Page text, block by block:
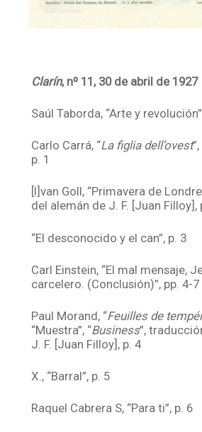
Clarín, nº 11, 30 de abril de 1927
Saúl Taborda, “Arte y
Carlo Carrá, “La figlia dell’ovest
p. 1
[I]van Goll, “Primavera de
del alemán de J. F. [Juan Filloy],
“El desconocido y el can”, p. 3
Carl Einstein, “El mal mensaje,
carcelero. (Conclusión)”, pp. 4-7
Paul Morand, “Feuilles de
“Muestra”, “Business”,
J. F. [Juan Filloy], p. 4
X., “Barral”, p. 5
Raquel Cabrera S, “Para ti”, p. 6